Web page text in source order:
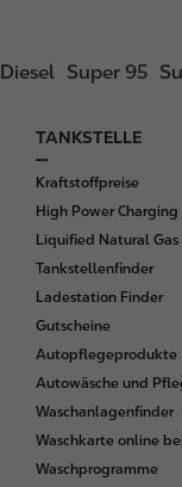
Diesel Super 95
F
o
o
t
e
r
TANKSTELLE
Kraftstoffpreise
High Power Charging
Liquified Natural Gas
Tankstellenfinder
Ladestation Finder
Gutscheine
Autopflegeprodukte
Autowäsche und
Waschanlagenfinder
Waschkarte online
Waschprogramme